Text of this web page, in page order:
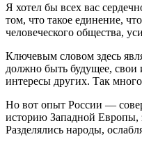
Я хотел бы всех вас
том, что такое единение,
человеческого общества,
Ключевым словом здесь
должно быть будущее,
интересы других. Так
Но вот опыт России —
историю Западной Европы,
Разделялись народы,